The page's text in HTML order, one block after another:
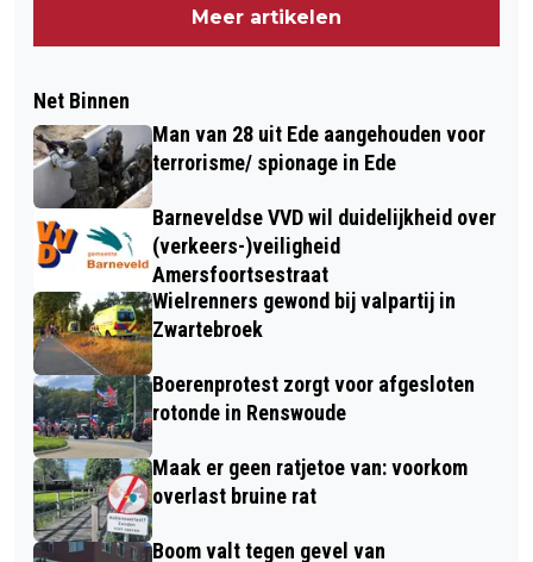
Meer artikelen
Net Binnen
Man van 28 uit Ede aangehouden voor
terrorisme/ spionage in Ede
Barneveldse VVD wil duidelijkheid over
(verkeers-)veiligheid
Amersfoortsestraat
Wielrenners gewond bij valpartij in
Zwartebroek
Boerenprotest zorgt voor afgesloten
rotonde in Renswoude
Maak er geen ratjetoe van: voorkom
overlast bruine rat
Boom valt tegen gevel van